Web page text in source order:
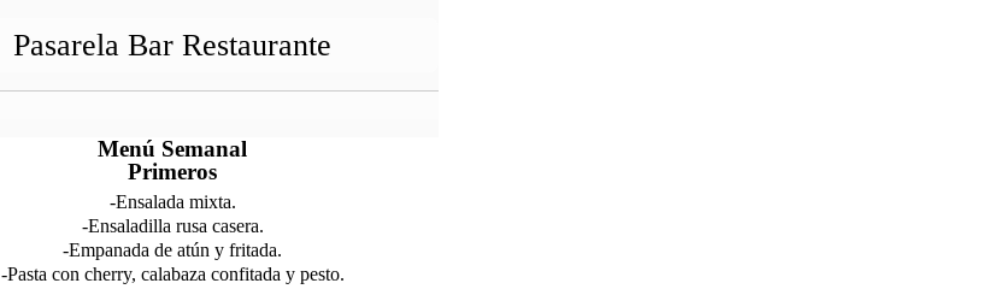
Pasarela Bar Restaurante
Menú Semanal
Primeros
-Ensalada mixta.
-Ensaladilla rusa casera.
-Empanada de atún y fritada.
-Pasta con cherry, calabaza confitada y pesto.